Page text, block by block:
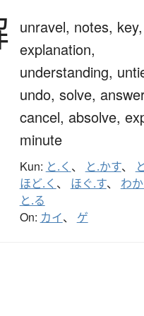
unravel, notes, key,
explanation,
understanding,
undo, solve,
cancel, absolve,
minute
Kun: と.く 、 と.かす、
ほど.く 、 ほぐ.す、 わ
と.る
On: カイ、 ゲ